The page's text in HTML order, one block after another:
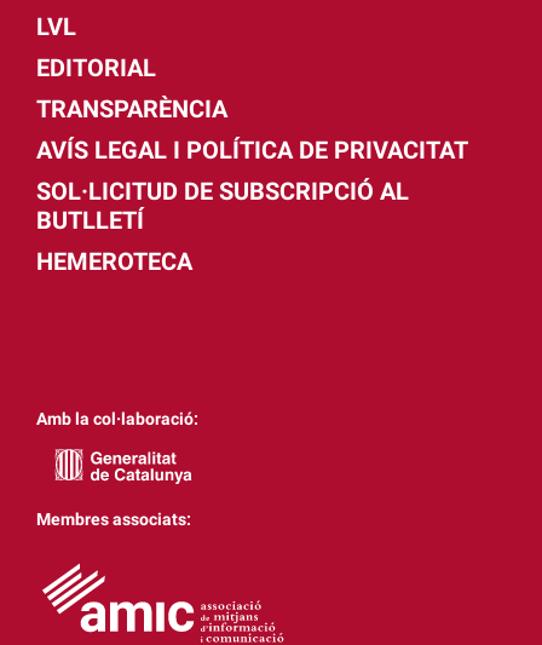
LVL
EDITORIAL
TRANSPARÈNCIA
AVÍS LEGAL I POLÍTICA DE PRIVACITAT
SOL·LICITUD DE SUBSCRIPCIÓ AL
BUTLLETÍ
HEMEROTECA
Amb la col·laboració:
Membres associats: